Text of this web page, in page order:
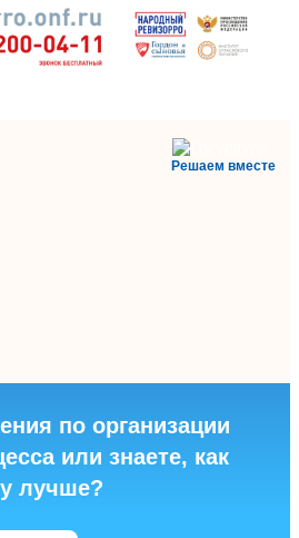
Решаем вместе
по организации
или знаете, как
лучше?